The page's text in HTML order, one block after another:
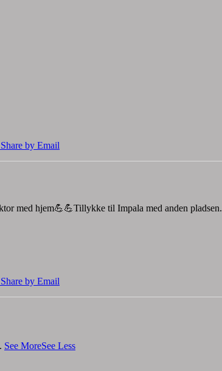
Share by Email
med hjem💪💪Tillykke til Impala med anden pladsen.
Share by Email
See MoreSee Less